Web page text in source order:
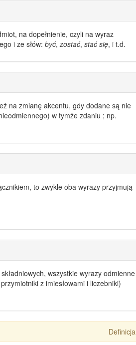
na dopełnienie, czyli na wyraz
i ze słów: być,zostać, stać się, i t.d.
na zmianę akcentu, gdy dodane są nie
w tymże zdaniu ; np.
to zwykle oba wyrazy przyjmują
wszystkie wyrazy odmienne
z imiesłowami i liczebniki)
Definicja